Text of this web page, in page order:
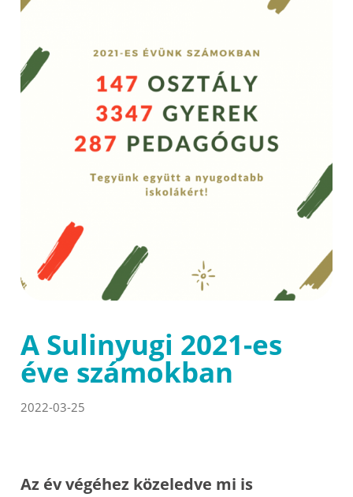
A Sulinyugi 2021-es
éve számokban
2022-03-25
Az év végéhez közeledve mi is